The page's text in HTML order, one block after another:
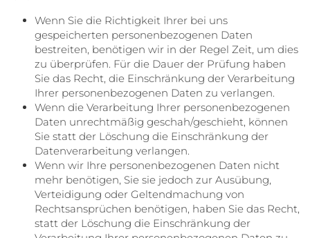
Wenn Sie die Richtigkeit Ihrer bei uns
gespeicherten personenbezogenen Daten
bestreiten, benötigen wir in der Regel Zeit, um dies
zu überprüfen. Für die Dauer der Prüfung haben
Sie das Recht, die Einschränkung der Verarbeitung
Ihrer personenbezogenen Daten zu verlangen.
Wenn die Verarbeitung Ihrer personenbezogenen
Daten unrechtmäßig geschah/geschieht, können
Sie statt der Löschung die Einschränkung der
Datenverarbeitung verlangen.
Wenn wir Ihre personenbezogenen Daten nicht
mehr benötigen, Sie sie jedoch zur Ausübung,
Verteidigung oder Geltendmachung von
Rechtsansprüchen benötigen, haben Sie das Recht,
statt der Löschung die Einschränkung der